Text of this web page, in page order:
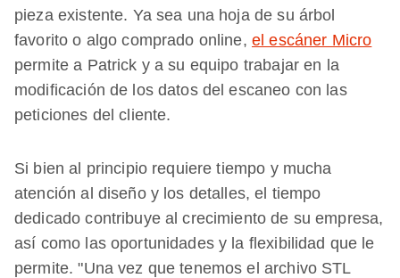
pieza existente. Ya sea una hoja de su árbol
favorito o algo comprado online, el escáner Micro
permite a Patrick y a su equipo trabajar en la
modificación de los datos del escaneo con las
peticiones del cliente.
Si bien al principio requiere tiempo y mucha
atención al diseño y los detalles, el tiempo
dedicado contribuye al crecimiento de su empresa,
así como las oportunidades y la flexibilidad que le
permite. "Una vez que tenemos el archivo STL